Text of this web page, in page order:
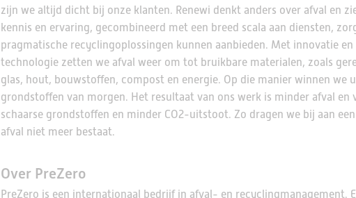
zijn we altijd dicht bij onze klanten. Renewi denkt anders over afval en
kennis en ervaring, gecombineerd met een breed scala aan diensten,
pragmatische recyclingoplossingen kunnen aanbieden. Met innovatie
technologie zetten we afval weer om tot bruikbare materialen, zoals
glas, hout, bouwstoffen, compost en energie. Op die manier winnen we
grondstoffen van morgen. Het resultaat van ons werk is minder afval
schaarse grondstoffen en minder CO2-uitstoot. Zo dragen we bij aan
afval niet meer bestaat.
Over PreZero
PreZero is een internationaal bedrijf in afval- en recyclingmanagement.